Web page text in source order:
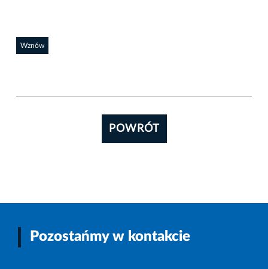
Wznów
POWRÓT
Pozostańmy w kontakcie